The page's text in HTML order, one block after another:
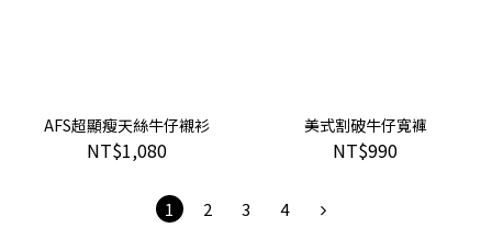
AFS超顯瘦天絲牛仔襯衫
NT$1,080
美式割破牛仔寬褲
NT$990
1 2 3 4